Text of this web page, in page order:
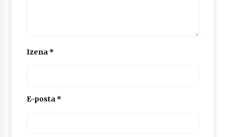
Izena *
E-posta *